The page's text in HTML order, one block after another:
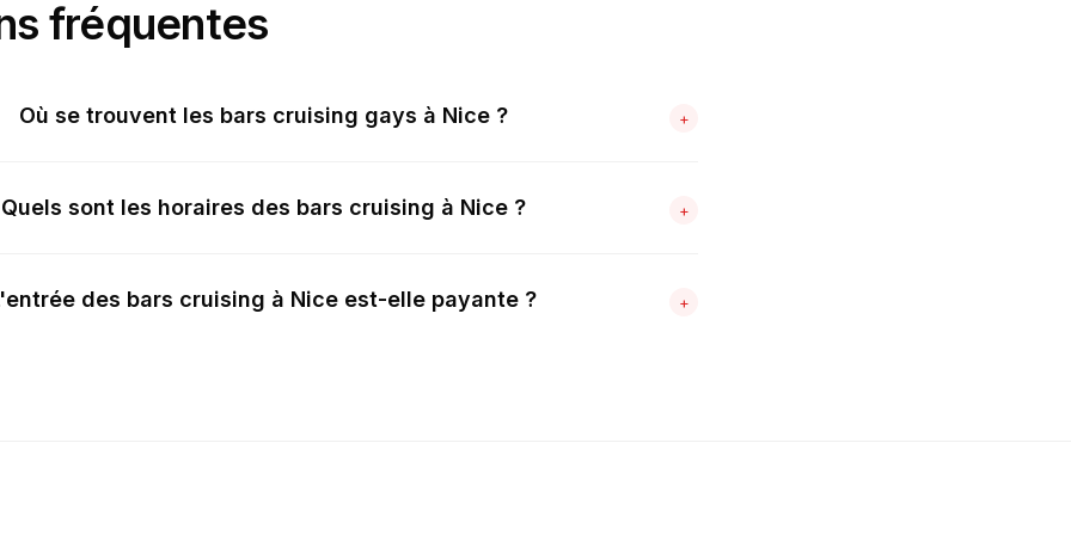
fréquentes
Où se trouvent les bars cruising gays à Nice ? +
Quels sont les horaires des bars cruising à Nice ? +
des bars cruising à Nice est-elle payante ? +